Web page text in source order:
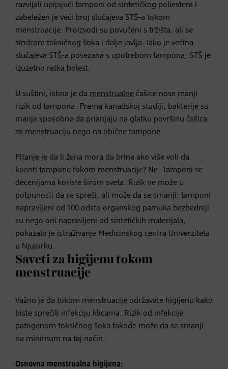
razvijali upijajući tamponi od sintetičkog poliestera i
zabeležen je veći broj slučajeva STŠ-a tokom
menstruacije. Proizvodi su povučeni s tržišta, ali se
sindrom toksičnog šoka i dalje javlja. Iako je većina
slučajeva STŠ-a povezana s upotrebom tampona, STŠ je
izuzetno retka bolest.
U suštini, istina je da menstrualne čašice nose manji
rizik od tampona. Prema kanadskoj studiji, bakterije su
manje sposobne da prianjaju na glatku površinu čašica
za menstruaciju nego na obične tampone.
Pitanje je da li žena mora da brine ako više voli da
koristi tampone tokom menstruacije? Ne. Tamponi se
decenijama koriste širom sveta. Rizik ne može u
potpunosti da se spreči, ali može da se smanji: tamponi
napravljeni od 100 odsto organskog pamuka bezbedniji
su nego oni napravljeni od sintetičkih materijala,
pokazalo je istraživanje Medicinskog centra Univerziteta
u Njujorku.
Saveti za higijenu tokom
menstruacije
Važno je da tokom menstruacije održavate higijenu kako
biste sprečili infekciju klicama. Rizik od infekcije
patogenom toksičnog šoka takođe može da se smanji
na minimum na taj način.
Osnovna menstrualna higijena: